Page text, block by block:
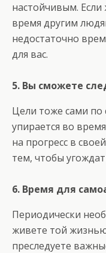
настойчивым.
время другим
недостаточно
для вас.
5. Вы сможете
Цели тоже сами по
упирается во
на прогресс в
тем, чтобы
6. Время для
Периодически
живете той
преследуете